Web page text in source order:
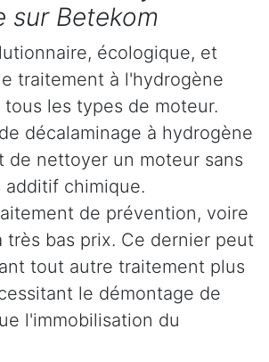
sur Betekom
écologique, et
traitement à l'hydrogène
les types de moteur.
décalaminage à hydrogène
de nettoyer un moteur sans
additif chimique.
de prévention, voire
très bas prix. Ce dernier peut
tout autre traitement plus
le démontage de
l'immobilisation du